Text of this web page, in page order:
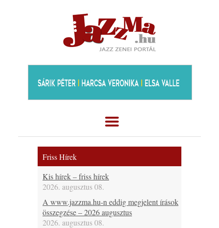
Friss Hírek
Kis hírek – friss hírek
2026. augusztus 08.
A www.jazzma.hu-n eddig megjelent írások
összegzése – 2026 augusztus
2026. augusztus 08.